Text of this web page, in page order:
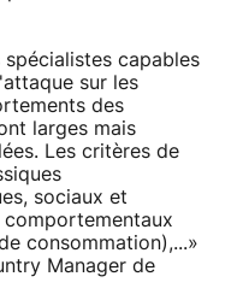
capables
sur les
des
larges mais
Les critères de
sociaux et
comportementaux
consommation),...»
Manager de